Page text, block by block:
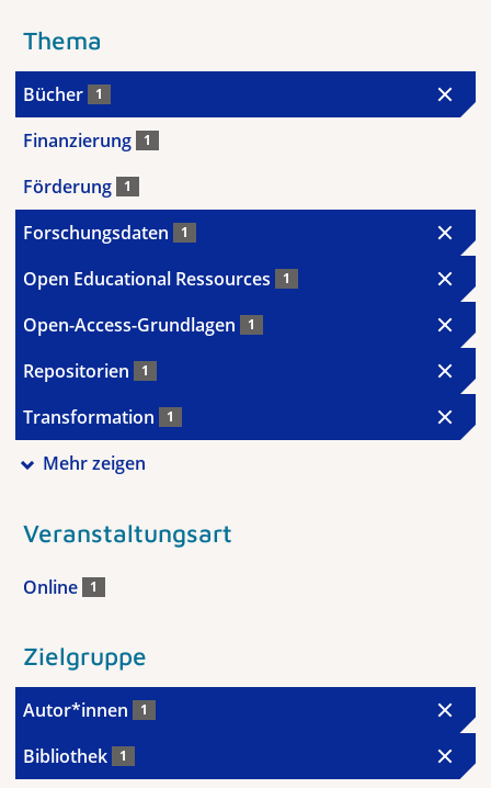
Thema
Bücher 1
Finanzierung 1
Förderung 1
Forschungsdaten 1
Open Educational Ressources 1
Open-Access-Grundlagen 1
Repositorien 1
Transformation 1
Mehr zeigen
Veranstaltungsart
Online 1
Zielgruppe
Autor*innen 1
Bibliothek 1